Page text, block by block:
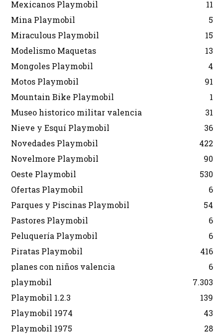
Mexicanos Playmobil
11
Mina Playmobil
5
Miraculous Playmobil
15
Modelismo Maquetas
13
Mongoles Playmobil
4
Motos Playmobil
91
Mountain Bike Playmobil
1
Museo historico militar valencia
31
Nieve y Esquí Playmobil
36
Novedades Playmobil
422
Novelmore Playmobil
90
Oeste Playmobil
530
Ofertas Playmobil
6
Parques y Piscinas Playmobil
54
Pastores Playmobil
6
Peluquería Playmobil
6
Piratas Playmobil
416
planes con niños valencia
6
playmobil
7.303
Playmobil 1.2.3
139
Playmobil 1974
43
Playmobil 1975
28